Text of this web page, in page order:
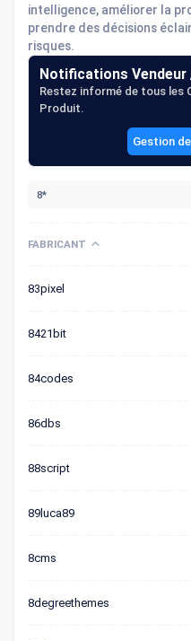
intelligence, améliorer la
prendre des décisions
risques.
Notifications Vendeur
Restez informé de tous les
Produit.
Gestion
FABRICANT
83pixel
8421bit
84codes
86dbs
88script
89luca89
8cms
8degreethemes